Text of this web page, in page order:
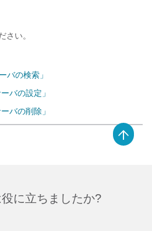
さい。
バの検索」
バの設定」
バの削除」
に立ちましたか?